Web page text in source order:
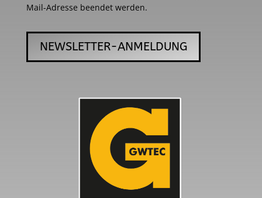
Mail-Adresse beendet werden.
NEWSLETTER-ANMELDUNG